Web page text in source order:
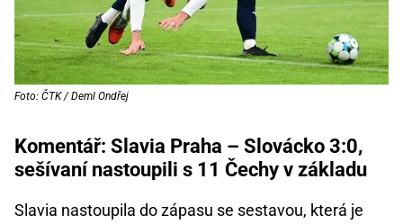
Foto: ČTK / Deml Ondřej
Komentář: Slavia Praha – Slovácko 3:0,
sešívaní nastoupili s 11 Čechy v základu
Slavia nastoupila do zápasu se sestavou, která je